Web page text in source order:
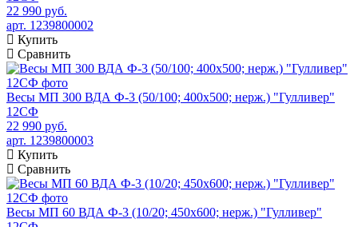
22 990 руб.
арт. 1239800002
Купить
Сравнить
Весы МП 300 ВДА Ф-3 (50/100; 400х500; нерж.) "Гулливер"
12СФ
22 990 руб.
арт. 1239800003
Купить
Сравнить
Весы МП 60 ВДА Ф-3 (10/20; 450х600; нерж.) "Гулливер"